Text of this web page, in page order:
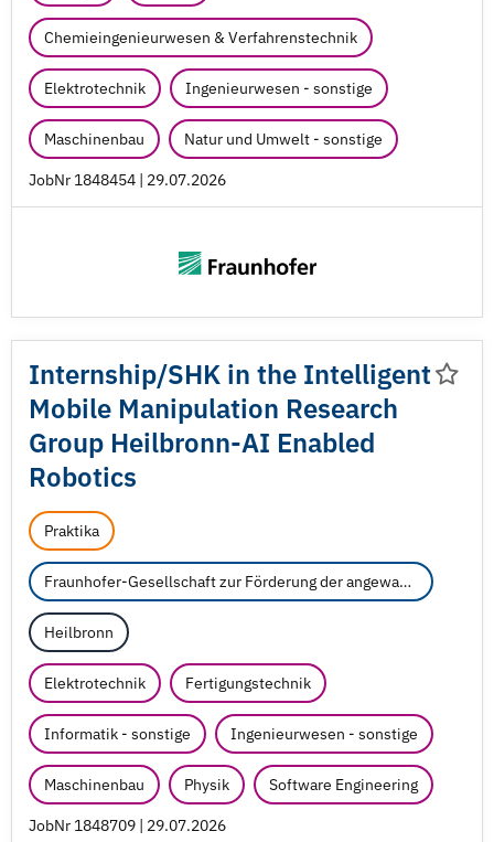
Chemieingenieurwesen & Verfahrenstechnik
Elektrotechnik Ingenieurwesen - sonstige
Maschinenbau Natur und Umwelt - sonstige
JobNr 1848454 | 29.07.2026
Internship/SHK in the Intelligent
Mobile Manipulation Research
Group Heilbronn-AI Enabled
Robotics
Praktika
Fraunhofer-Gesellschaft zur Förderung der angewandten Forschung e.V.
Heilbronn
Elektrotechnik Fertigungstechnik
Informatik - sonstige Ingenieurwesen - sonstige
Maschinenbau Physik Software Engineering
JobNr 1848709 | 29.07.2026